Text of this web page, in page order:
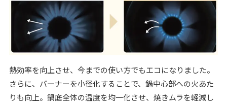
熱効率を向上させ、今までの使い方でもエコになりました。
さらに、バーナーを小径化することで、鍋中心部への火あた
りも向上。鍋底全体の温度を均一化させ、焼きムラを軽減し